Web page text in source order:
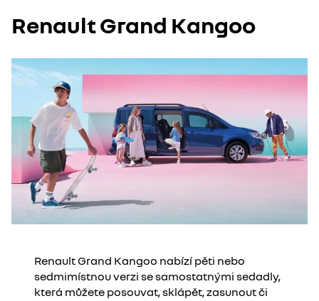
Renault Grand Kangoo
Renault Grand Kangoo nabízí pěti nebo
sedmimístnou verzi se samostatnými sedadly,
která můžete posouvat, sklápět, zasunout či